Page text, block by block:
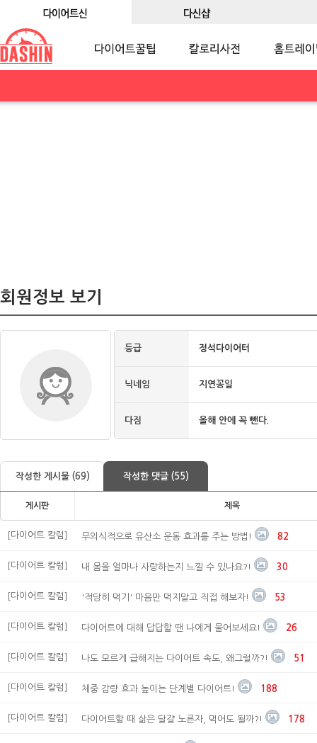
회원정보 보기
등급 정석다이어터
닉네임 지연꽁일
다짐 올해 안에 꼭 뺀다.
작성한 게시물 (69) 작성한 댓글 (55)
게시판 제목
[다이어트 칼럼] 무의식적으로 유산소 운동 효과를 주는 방법! 82
[다이어트 칼럼] 내 몸을 얼마나 사랑하는지 느낄 수 있나요?! 30
[다이어트 칼럼] '적당히 먹기' 마음만 먹지말고 직접 해보자! 53
[다이어트 칼럼] 다이어트에 대해 답답할 땐 나에게 물어보세요! 26
[다이어트 칼럼] 나도 모르게 급해지는 다이어트 속도, 왜그럴까?! 51
[다이어트 칼럼] 체중 감량 효과 높이는 단계별 다이어트! 188
[다이어트 칼럼] 다이어트할 때 삶은 달걀 노른자, 먹어도 될까?! 178